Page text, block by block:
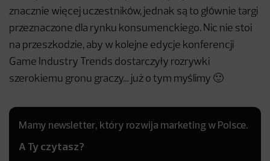
znacznie więcej uczestników, jednak są to głównie targi
przeznaczone dla rynku konsumenckiego. Nic nie stoi
na przeszkodzie, aby w kolejne edycje konferencji
Game Industry Trends dostarczyły rozrywki
szerokiemu gronu graczy… już o tym myślimy 🙂
Mamy newsletter, który rozwija marketing w Polsce.
A Ty czytasz?